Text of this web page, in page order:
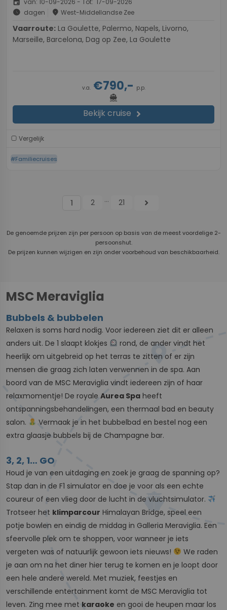
schedule dagen place West-Middellandse Zee
Vaarroute:
Marseille, Barcelona, Dag op Zee, La Goulette
v.a.€790,- p.p.
directions_boat
Bekijk cruise chevron_right
Vergelijk
#Familiecruises
1 2 ... 21 chevron_right
De genoemde prijzen zijn per persoon op basis van de meest voordelige 2-
persoonshut.
De prijzen kunnen wijzigen en zijn onder voorbehoud van beschikbaarheid.
MSC Meraviglia
Bubbels & bubbelen
Relaxen is soms hard nodig. Voor iedereen ziet dit er alleen
anders uit. De 1 slaapt klokjes
rond, de ander vindt het
heerlijk om uitgebreid op het terras te zitten of er zijn
mensen die graag zich laten verwennen in de spa. Aan
boord van de MSC Meraviglia vindt iedereen zijn of haar
relaxmomentje! De royale Aurea Spa heeft
ontspanningsbehandelingen, een thermaal bad en beauty
salon.
Vermaak je in het bubbelbad en bestel nog een
extra glaasje bubbels bij de Champagne bar.
3, 2, 1… GO
Houd je van een uitdaging en zoek je graag de spanning op?
Stap dan in de F1 simulator en doe je voor als een echte
coureur of een vlieg door de lucht in de vluchtsimulator.
Trotseer het klimparcour Himalayan Bridge, speel een
potje bowlen en eindig de middag in Galleria Meraviglia. Een
sfeervolle plek om te shoppen, voor wanneer je iets
vergeten was of natuurlijk gewoon iets nieuws!
We raden
je aan om na het diner hier terug te komen en je loopt door
een hele andere wereld. Met muziek, feestjes en
verschillende entertainment komt de MSC Meraviglia tot
leven. Zing mee met karaoke en gooi de heupen maar los